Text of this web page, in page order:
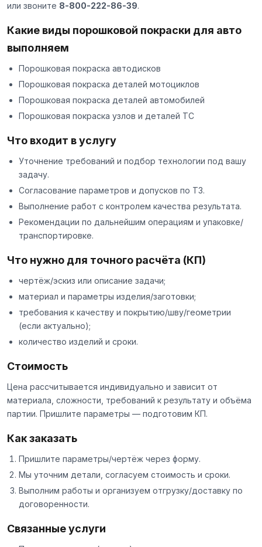
или звоните 8-800-222-86-39.
Какие виды порошковой покраски для авто
выполняем
Порошковая покраска автодисков
Порошковая покраска деталей мотоциклов
Порошковая покраска деталей автомобилей
Порошковая покраска узлов и деталей ТС
Что входит в услугу
Уточнение требований и подбор технологии под вашу
задачу.
Согласование параметров и допусков по ТЗ.
Выполнение работ с контролем качества результата.
Рекомендации по дальнейшим операциям и упаковке/
транспортировке.
Что нужно для точного расчёта (КП)
чертёж/эскиз или описание задачи;
материал и параметры изделия/заготовки;
требования к качеству и покрытию/шву/геометрии
(если актуально);
количество изделий и сроки.
Стоимость
Цена рассчитывается индивидуально и зависит от
материала, сложности, требований к результату и объёма
партии. Пришлите параметры — подготовим КП.
Как заказать
Пришлите параметры/чертёж через форму.
Мы уточним детали, согласуем стоимость и сроки.
Выполним работы и организуем отгрузку/доставку по
договоренности.
Связанные услуги